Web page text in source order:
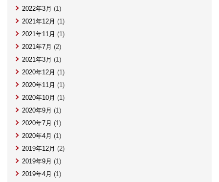
2022年3月 (1)
2021年12月 (1)
2021年11月 (1)
2021年7月 (2)
2021年3月 (1)
2020年12月 (1)
2020年11月 (1)
2020年10月 (1)
2020年9月 (1)
2020年7月 (1)
2020年4月 (1)
2019年12月 (2)
2019年9月 (1)
2019年4月 (1)